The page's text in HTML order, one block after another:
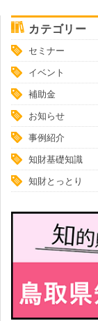
カテゴリー
セミナー
イベント
補助金
お知らせ
事例紹介
知財基礎知識
知財とっとり